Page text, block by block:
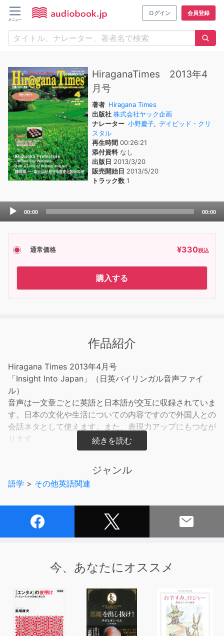
ログイン 会員登録
HiraganaTimes 2013年4
月号
著者 Hiragana Times
出版社 株式会社ヤック企画
ナレーター 小野慶子, デイビッド・クリ
スタル
再生時間 00:26:21
添付資料なし
出版日 2013/3/20
販売開始日 2013/5/20
トラック数 1
Audio
00:00 00:00
通常価格 ¥330税込
購入する
作品紹介
Hiragana Times 2013年4月号
「Insight Into Japan」（日英バイリンガル音声ファイ
ル）
音声は一文章ごとに英語と日本語が交互に収録されていま
す。日本の文化や生活についての内容ですので外国人との
会話ネタとして使えます。また、表現力アップにもつなが
ります。
ヒールスニーカー／墓マイラ―
「人命は地球より重い」
我が家の家庭菜園
5.日本史の人物
巨大勢力に勝ち続けた武将
ジャンル
語学 > その他英語関連
今、あなたにオススメ